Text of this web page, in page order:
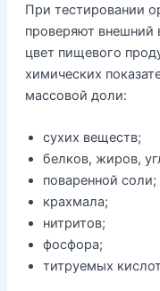
При тестировании
проверяют внешний
цвет пищевого
химических
массовой доли:
сухих веществ;
белков, жиров,
поваренной соли;
крахмала;
нитритов;
фосфора;
титруемых